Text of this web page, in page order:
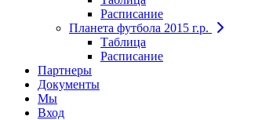
Расписание
Планета футбола 2015 г.р.
Таблица
Расписание
Партнеры
Документы
Мы
Вход